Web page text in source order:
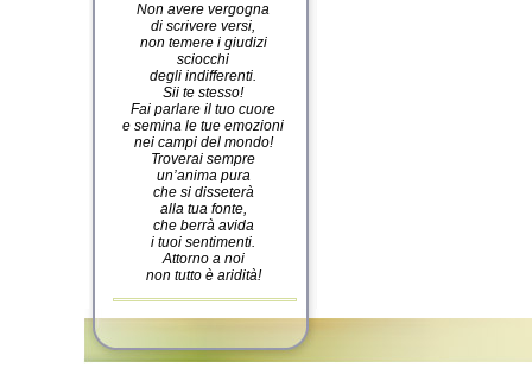
Non avere vergogna
di scrivere versi,
non temere i giudizi
sciocchi
degli indifferenti.
Sii te stesso!
Fai parlare il tuo cuore
e semina le tue emozioni
nei campi del mondo!
Troverai sempre
un’anima pura
che si disseterà
alla tua fonte,
che berrà avida
i tuoi sentimenti.
Attorno a noi
non tutto è aridità!